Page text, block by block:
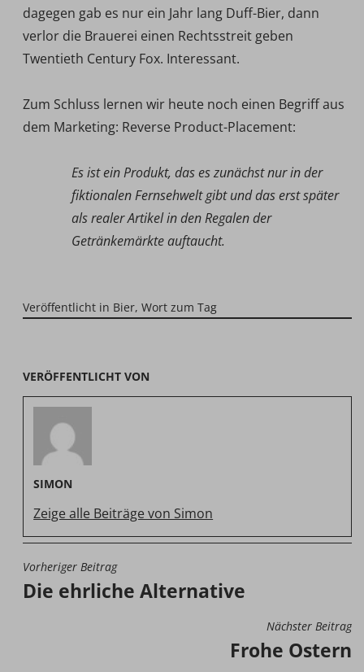
dagegen gab es nur ein Jahr lang Duff-Bier, dann
verlor die Brauerei einen Rechtsstreit geben
Twentieth Century Fox. Interessant.
Zum Schluss lernen wir heute noch einen Begriff aus
dem Marketing: Reverse Product-Placement:
Es ist ein Produkt, das es zunächst nur in der
fiktionalen Fernsehwelt gibt und das erst später
als realer Artikel in den Regalen der
Getränkemärkte auftaucht.
Veröffentlicht in Bier, Wort zum Tag
VERÖFFENTLICHT VON
SIMON
Zeige alle Beiträge von Simon
BEITRAGSNAVIGATION
Vorheriger Beitrag
Die ehrliche Alternative
Nächster Beitrag
Frohe Ostern